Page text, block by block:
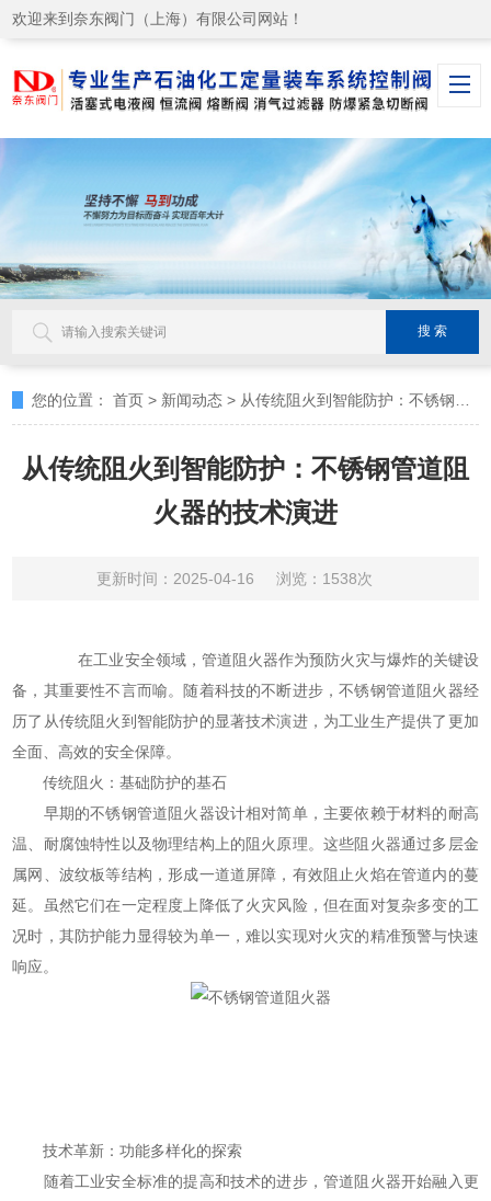
欢迎来到奈东阀门（上海）有限公司网站！
您的位置： 首页 > 新闻动态 > 从传统阻火到智能防护：不锈钢管道阻火器的技术演进
从传统阻火到智能防护：不锈钢管道阻
火器的技术演进
更新时间：2025-04-16 浏览：1538次
在工业安全领域，管道阻火器作为预防火灾与爆炸的关键设
备，其重要性不言而喻。随着科技的不断进步，不锈钢管道阻火器经
历了从传统阻火到智能防护的显著技术演进，为工业生产提供了更加
全面、高效的安全保障。
传统阻火：基础防护的基石
早期的不锈钢管道阻火器设计相对简单，主要依赖于材料的耐高
温、耐腐蚀特性以及物理结构上的阻火原理。这些阻火器通过多层金
属网、波纹板等结构，形成一道道屏障，有效阻止火焰在管道内的蔓
延。虽然它们在一定程度上降低了火灾风险，但在面对复杂多变的工
况时，其防护能力显得较为单一，难以实现对火灾的精准预警与快速
响应。
技术革新：功能多样化的探索
随着工业安全标准的提高和技术的进步，管道阻火器开始融入更